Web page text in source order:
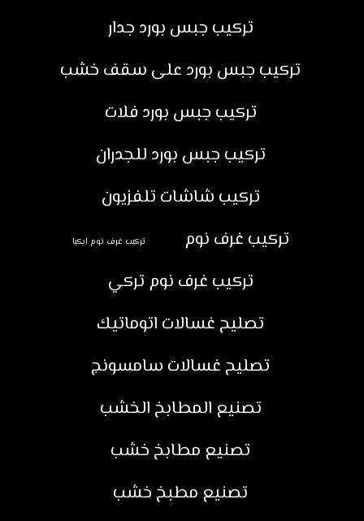
تركيب جبس بورد جدار
تركيب جبس بورد على سقف خشب
تركيب جبس بورد فلات
تركيب جبس بورد للجدران
تركيب شاشات تلفزيون
تركيب غرف نوم
تركيب غرف نوم ايكيا
تركيب غرف نوم تركي
تصليح غسالات اتوماتيك
تصليح غسالات سامسونج
تصنيع المطابخ الخشب
تصنيع مطابخ خشب
تصنيع مطبخ خشب